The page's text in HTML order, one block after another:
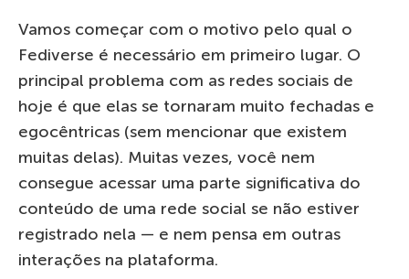
Vamos começar com o motivo pelo qual o
Fediverse é necessário em primeiro lugar. O
principal problema com as redes sociais de
hoje é que elas se tornaram muito fechadas e
egocêntricas (sem mencionar que existem
muitas delas). Muitas vezes, você nem
consegue acessar uma parte significativa do
conteúdo de uma rede social se não estiver
registrado nela — e nem pensa em outras
interações na plataforma.